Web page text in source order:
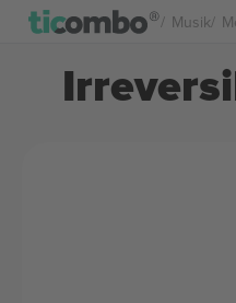
Musik